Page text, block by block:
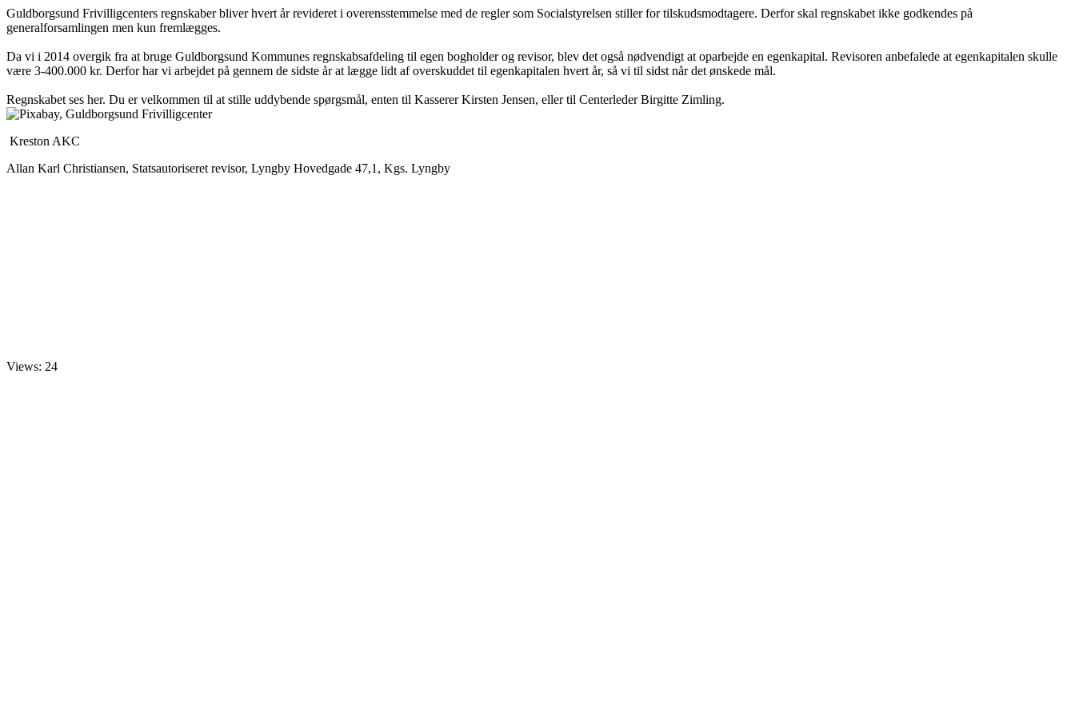
Guldborgsund Frivilligcenters regnskaber bliver hvert år revideret i overensstemmelse med de regler som Socialstyrelsen stiller for tilskudsmodtagere. Derfor skal regnskabet ikke godkendes på
generalforsamlingen men kun fremlægges.
Da vi i 2014 overgik fra at bruge Guldborgsund Kommunes regnskabsafdeling til egen bogholder og revisor, blev det også nødvendigt at oparbejde en egenkapital. Revisoren anbefalede at egenkapitalen skulle
være 3-400.000 kr. Derfor har vi arbejdet på gennem de sidste år at lægge lidt af overskuddet til egenkapitalen hvert år, så vi til sidst når det ønskede mål.
Regnskabet ses her. Du er velkommen til at stille uddybende spørgsmål, enten til Kasserer Kirsten Jensen, eller til Centerleder Birgitte Zimling.
Kreston AKC
Allan Karl Christiansen, Statsautoriseret revisor, Lyngby Hovedgade 47,1, Kgs. Lyngby
Views: 24